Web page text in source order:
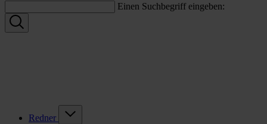
Einen Suchbegriff eingeben:
Redner